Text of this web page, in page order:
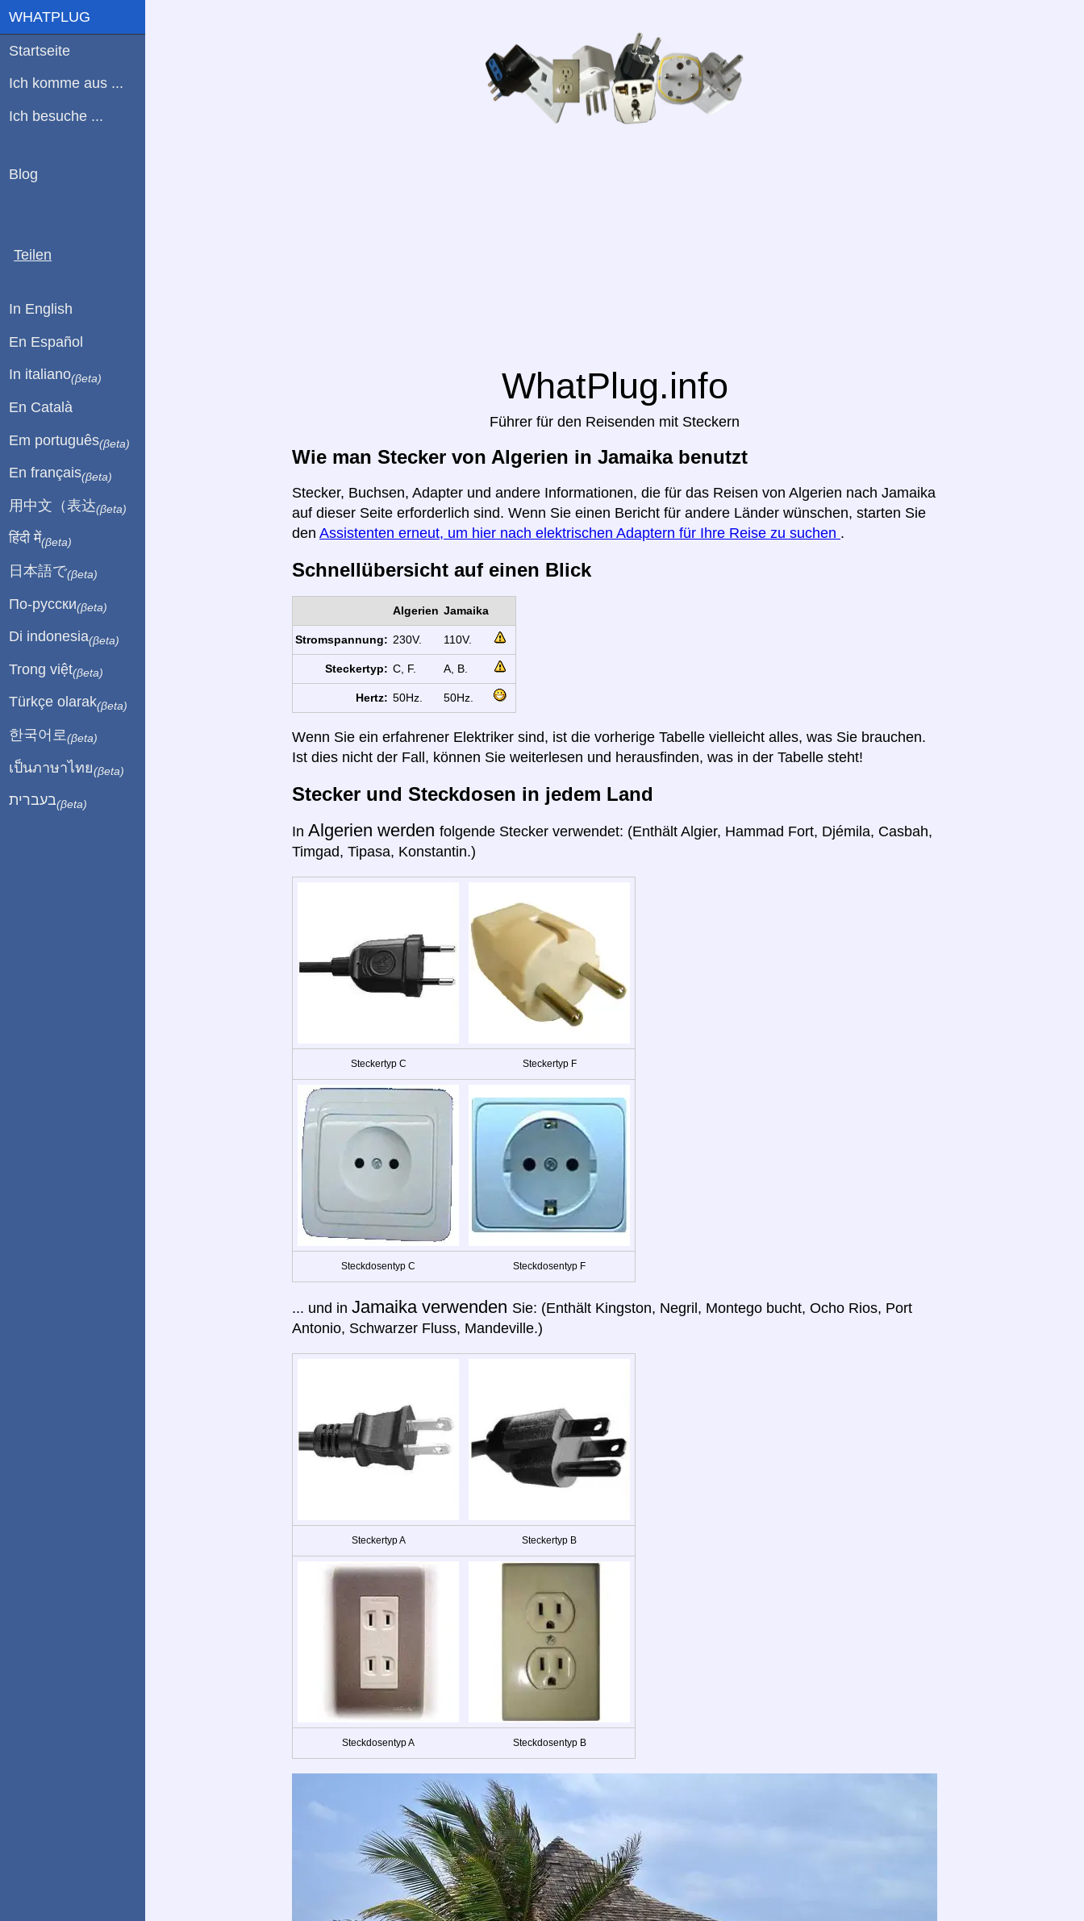
WhatPlug.info
Führer für den Reisenden mit Steckern
Wie man Stecker von Algerien in Jamaika benutzt
Stecker, Buchsen, Adapter und andere Informationen, die für das Reisen von Algerien nach Jamaika
auf dieser Seite erforderlich sind. Wenn Sie einen Bericht für andere Länder wünschen, starten Sie
den Assistenten erneut, um hier nach elektrischen Adaptern für Ihre Reise zu suchen .
Schnellübersicht auf einen Blick
Algerien Jamaika
Stromspannung: 230V. 110V.
Steckertyp: C, F. A, B.
Hertz: 50Hz. 50Hz.
Wenn Sie ein erfahrener Elektriker sind, ist die vorherige Tabelle vielleicht alles, was Sie brauchen.
Ist dies nicht der Fall, können Sie weiterlesen und herausfinden, was in der Tabelle steht!
Stecker und Steckdosen in jedem Land
In Algerien werden folgende Stecker verwendet: (Enthält Algier, Hammad Fort, Djémila, Casbah,
Timgad, Tipasa, Konstantin.)
Steckertyp C Steckertyp F
Steckdosentyp C Steckdosentyp F
... und in Jamaika verwenden Sie: (Enthält Kingston, Negril, Montego bucht, Ocho Rios, Port
Antonio, Schwarzer Fluss, Mandeville.)
Steckertyp A Steckertyp B
Steckdosentyp A Steckdosentyp B
WHATPLUG
Startseite
Ich komme aus ...
Ich besuche ...
Blog
Teilen
In English
En Español
In italiano(βeta)
En Català
Em português(βeta)
En français(βeta)
用中文（表达(βeta)
हिंदी में(βeta)
日本語で(βeta)
По-русски(βeta)
Di indonesia(βeta)
Trong việt(βeta)
Türkçe olarak(βeta)
한국어로 (βeta)
เป็นภาษาไทย(βeta)
בעברית(βeta)